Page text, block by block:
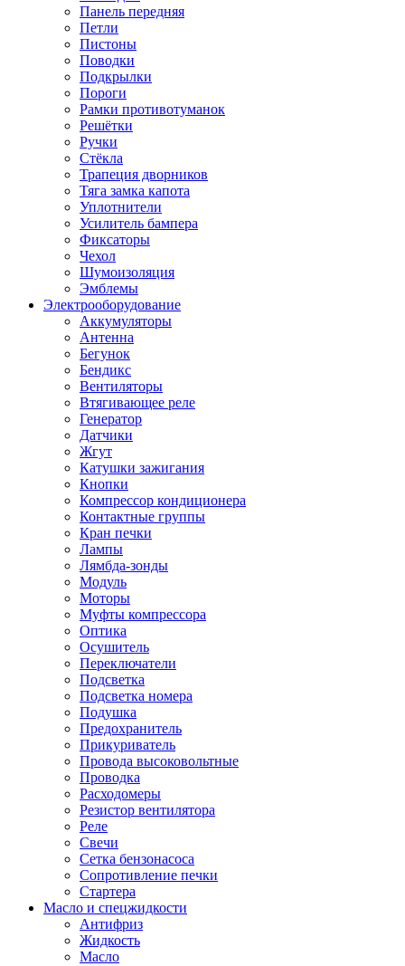
Панель передняя
Петли
Пистоны
Поводки
Подкрылки
Пороги
Рамки противотуманок
Решётки
Ручки
Стёкла
Трапеция дворников
Тяга замка капота
Уплотнители
Усилитель бампера
Фиксаторы
Чехол
Шумоизоляция
Эмблемы
Электрооборудование
Аккумуляторы
Антенна
Бегунок
Бендикс
Вентиляторы
Втягивающее реле
Генератор
Датчики
Жгут
Катушки зажигания
Кнопки
Компрессор кондиционера
Контактные группы
Кран печки
Лампы
Лямбда-зонды
Модуль
Моторы
Муфты компрессора
Оптика
Осушитель
Переключатели
Подсветка
Подсветка номера
Подушка
Предохранитель
Прикуриватель
Провода высоковольтные
Проводка
Расходомеры
Резистор вентилятора
Реле
Свечи
Сетка бензонасоса
Сопротивление печки
Стартера
Масло и спецжидкости
Антифриз
Жидкость
Масло